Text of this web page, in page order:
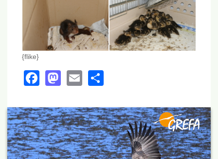
{flike}
Facebook
Mastodon
Email